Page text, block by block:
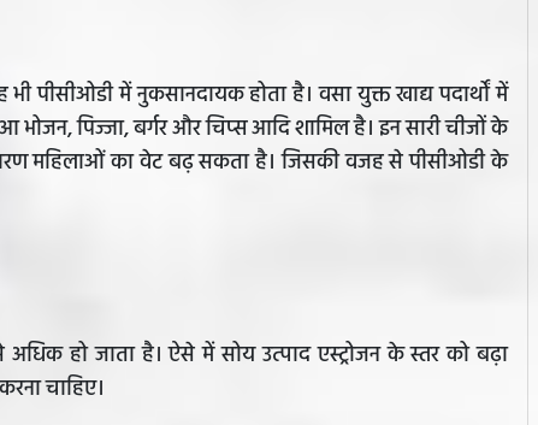
पीसीओडी में नुकसानदायक होता है। वसा युक्त खाद्य पदार्थों में
पिज्जा, बर्गर और चिप्स आदि शामिल है। इन सारी चीजों के
महिलाओं का वेट बढ़ सकता है। जिसकी वजह से पीसीओडी के
हो जाता है। ऐसे में सोय उत्पाद एस्ट्रोजन के स्तर को बढ़ा
चाहिए।